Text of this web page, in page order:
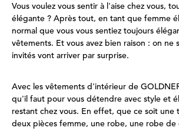
Vous voulez vous sentir à l'aise chez vous,
élégante ? Après tout, en tant que femme
normal que vous vous sentiez toujours
vêtements. Et vous avez bien raison : on ne
invités vont arriver par surprise.
Avec les vêtements d'intérieur de
qu'il faut pour vous détendre avec style et
restant chez vous. En effet, que ce soit
deux pièces femme, une robe, une robe